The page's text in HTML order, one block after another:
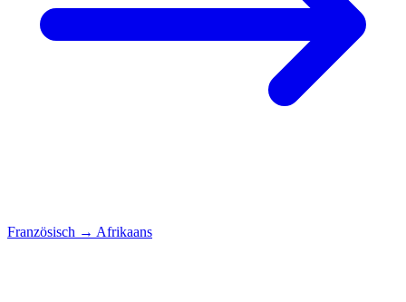
Französisch → Afrikaans